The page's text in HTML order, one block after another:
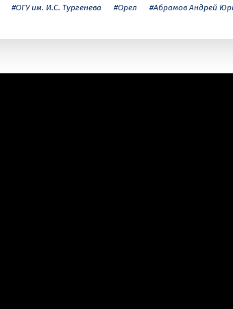
#ОГУ им. И.С. Тургенева #Орел #Абрамов Андрей